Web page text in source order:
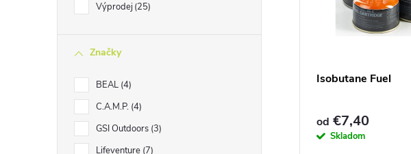
Výprodej 25
Značky
BEAL 4
C.A.M.P. 4
GSI Outdoors 3
Lifeventure 7
Isobutane Fuel
od €7,40
Skladom